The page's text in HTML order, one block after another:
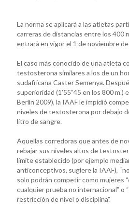
La norma se aplicará a las atletas
carreras de distancias entre los 400
entrará en vigor el 1 de noviembre
El caso más conocido de una atleta
testosterona similares a los de un
sudafricana Caster Semenya.
superioridad (1’55”45 en los 800 m.)
Berlín 2009), la IAAF le impidió
niveles de testosterona por debajo
litro de sangre.
Aquellas corredoras que antes de
rebajar sus niveles altos de
límite establecido (por ejemplo
anticonceptivos, sugiere la IAAF),
solo podrán competir como mujeres
cualquier prueba no internacional” o
restricción de nivel o disciplina”.